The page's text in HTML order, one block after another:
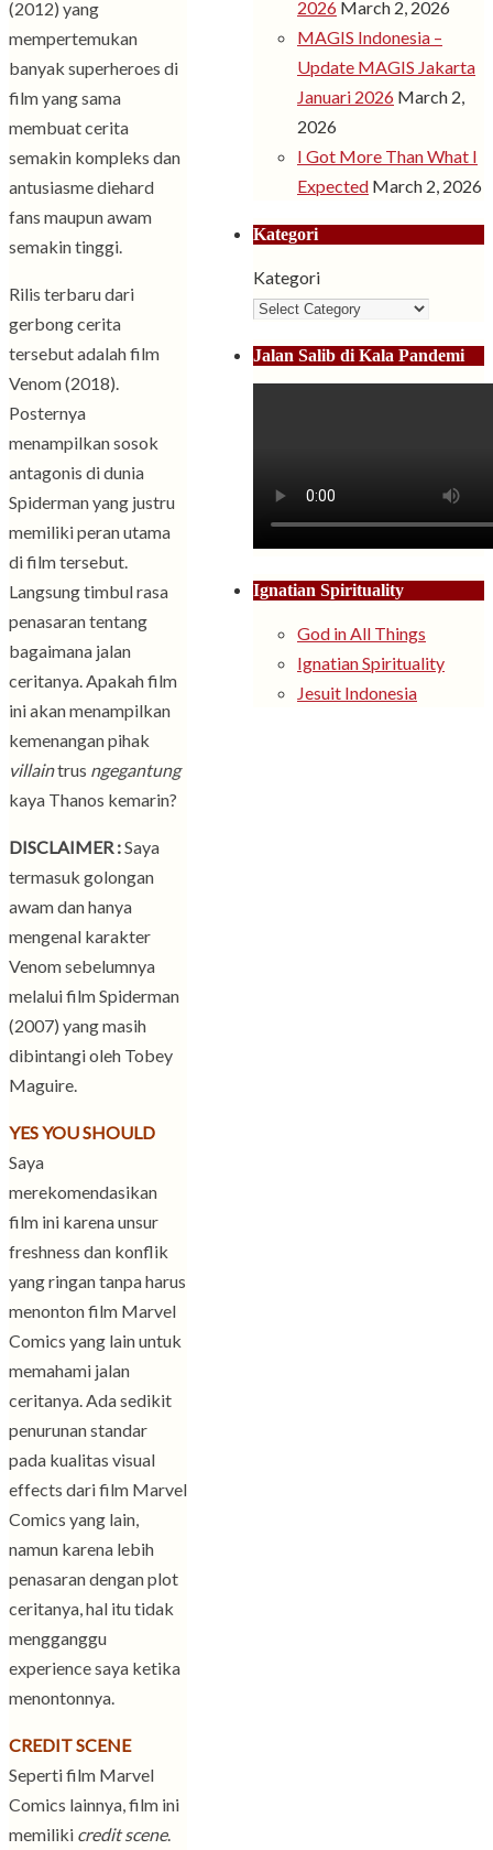
(2012) yang
mempertemukan
banyak superheroes di
film yang sama
membuat cerita
semakin kompleks dan
antusiasme diehard
fans maupun awam
semakin tinggi.
Rilis terbaru dari
gerbong cerita
tersebut adalah film
Venom (2018).
Posternya
menampilkan sosok
antagonis di dunia
Spiderman yang justru
memiliki peran utama
di film tersebut.
Langsung timbul rasa
penasaran tentang
bagaimana jalan
ceritanya. Apakah film
ini akan menampilkan
kemenangan pihak
villaintrus ngegantung
kaya Thanos kemarin?
DISCLAIMER :Saya
termasuk golongan
awam dan hanya
mengenal karakter
Venom sebelumnya
melalui film Spiderman
(2007) yang masih
dibintangi oleh Tobey
Maguire.
YES YOU SHOULD
Saya
merekomendasikan
film ini karena unsur
freshness dan konflik
yang ringan tanpa harus
menonton film Marvel
Comics yang lain untuk
memahami jalan
ceritanya. Ada sedikit
penurunan standar
pada kualitas visual
effects dari film Marvel
Comics yang lain,
namun karena lebih
penasaran dengan plot
ceritanya, hal itu tidak
mengganggu
experience saya ketika
menontonnya.
CREDIT SCENE
Seperti film Marvel
Comics lainnya, film ini
memiliki credit scene.
2026 March 2, 2026
MAGIS Indonesia –
Update MAGIS Jakarta
Januari 2026 March 2,
2026
I Got More Than What I
Expected March 2, 2026
Kategori
Kategori
Jalan Salib di Kala Pandemi
Ignatian Spirituality
God in All Things
Ignatian Spirituality
Jesuit Indonesia